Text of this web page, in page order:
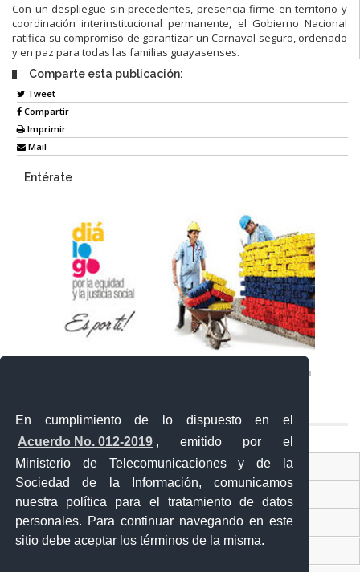
En cumplimiento de lo dispuesto en el
Acuerdo No. 012-2019 , emitido por el
Ministerio de Telecomunicaciones y de la
Sociedad de la Información, comunicamos
nuestra política para el tratamiento de datos
personales. Para continuar navegando en este
sitio debe aceptar los términos de la misma.
Con un despliegue sin precedentes, presencia firme en territorio y
coordinación interinstitucional permanente, el Gobierno Nacional
ratifica su compromiso de garantizar un Carnaval seguro, ordenado
y en paz para todas las familias guayasenses.
Comparte esta publicación:
Tweet
Compartir
Imprimir
Mail
Entérate
Ventanilla Única Virtual
Ventanilla Única de Comercio Exterior
Gobierno Abierto